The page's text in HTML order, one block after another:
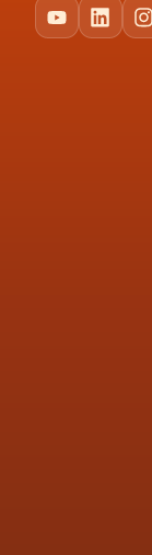
Instagram
LinkedIn